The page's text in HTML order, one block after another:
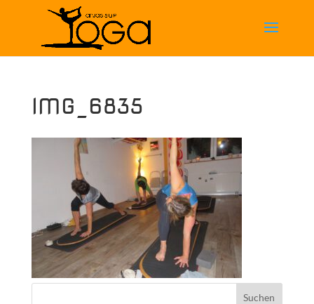
IMG_6835